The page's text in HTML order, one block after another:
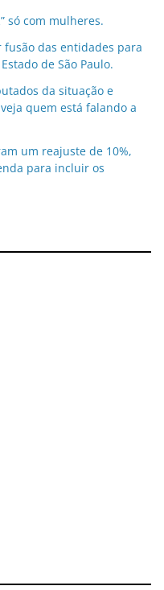
só com mulheres.
das entidades para
de São Paulo.
da situação e
quem está falando a
um reajuste de 10%,
para incluir os